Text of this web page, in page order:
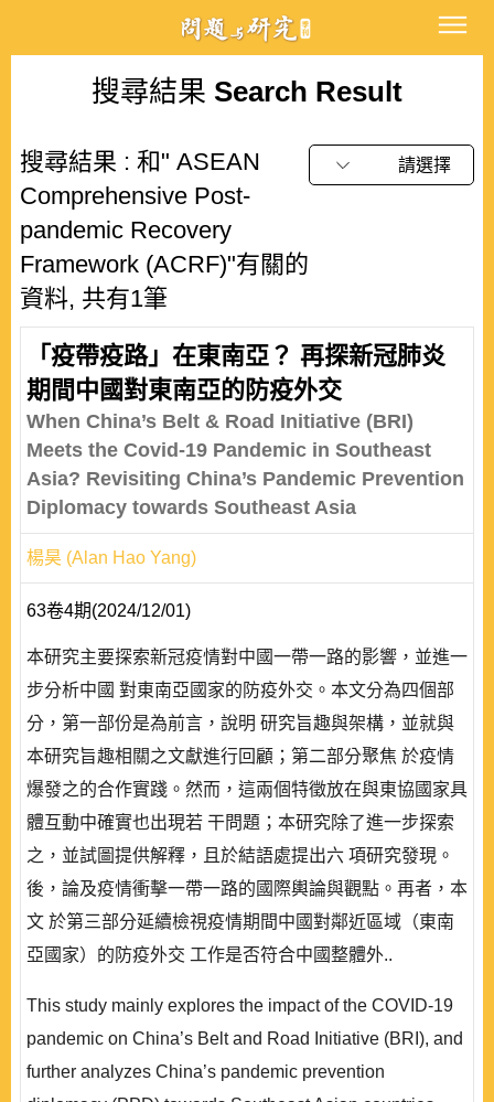
搜尋結果 Search Result
搜尋結果 : 和" ASEAN
Comprehensive Post-
pandemic Recovery
Framework (ACRF)"有關的
資料, 共有1筆
請選擇
「疫帶疫路」在東南亞？ 再探新冠肺炎
期間中國對東南亞的防疫外交
When China’s Belt & Road Initiative (BRI)
Meets the Covid-19 Pandemic in Southeast
Asia? Revisiting China’s Pandemic Prevention
Diplomacy towards Southeast Asia
楊昊 (Alan Hao Yang)
63卷4期(2024/12/01)
本研究主要探索新冠疫情對中國一帶一路的影響，並進一
步分析中國 對東南亞國家的防疫外交。本文分為四個部
分，第一部份是為前言，說明 研究旨趣與架構，並就與
本研究旨趣相關之文獻進行回顧；第二部分聚焦 於疫情
爆發之的合作實踐。然而，這兩個特徵放在與東協國家具
體互動中確實也出現若 干問題；本研究除了進一步探索
之，並試圖提供解釋，且於結語處提出六 項研究發現。
後，論及疫情衝擊一帶一路的國際輿論與觀點。再者，本
文 於第三部分延續檢視疫情期間中國對鄰近區域（東南
亞國家）的防疫外交 工作是否符合中國整體外..
This study mainly explores the impact of the COVID-19
pandemic on China’s Belt and Road Initiative (BRI), and
further analyzes China’s pandemic prevention